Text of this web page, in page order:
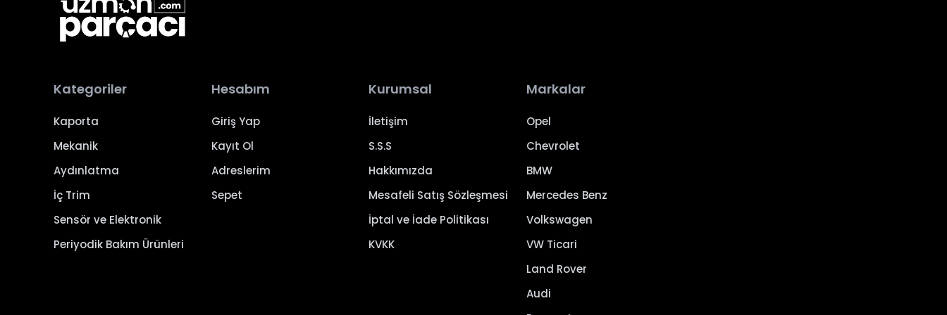
Kategoriler
Kaporta
Mekanik
Aydınlatma
İç Trim
Sensör ve Elektronik
Periyodik Bakım Ürünleri
Hesabım
Giriş Yap
Kayıt Ol
Adreslerim
Sepet
Kurumsal
İletişim
S.S.S
Hakkımızda
Mesafeli Satış Sözleşmesi
İptal ve İade Politikası
KVKK
Markalar
Opel
Chevrolet
BMW
Mercedes Benz
Volkswagen
VW Ticari
Land Rover
Audi